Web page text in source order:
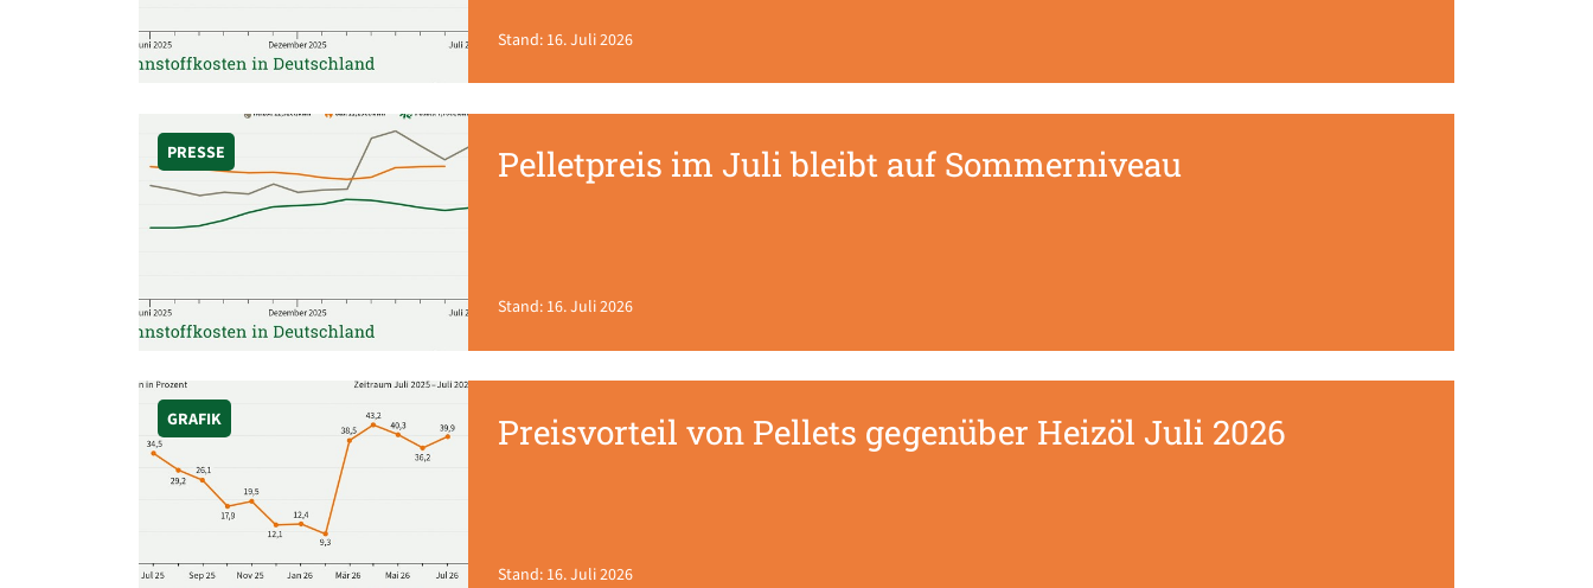
Stand: 16. Juli 2026
PRESSE Pelletpreis im Juli bleibt auf Sommerniveau
Stand: 16. Juli 2026
GRAFIK Preisvorteil von Pellets gegenüber Heizöl Juli 2026
Stand: 16. Juli 2026